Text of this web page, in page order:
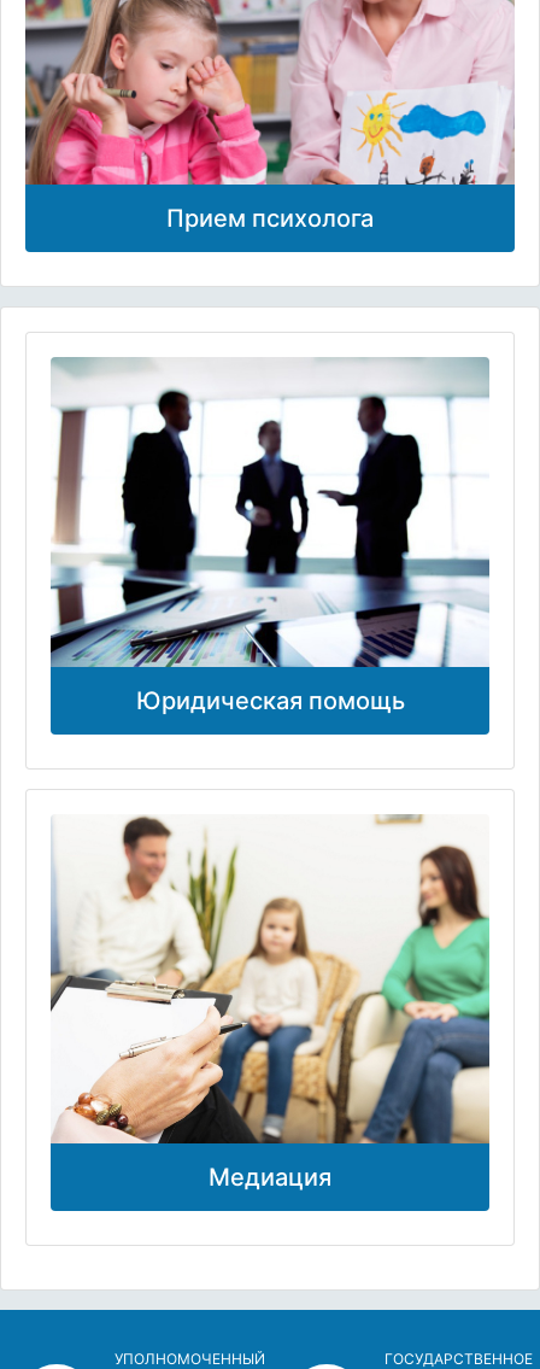
Прием психолога
Юридическая помощь
Медиация
УПОЛНОМОЧЕННЫЙ
ГОСУДАРСТВЕННОЕ